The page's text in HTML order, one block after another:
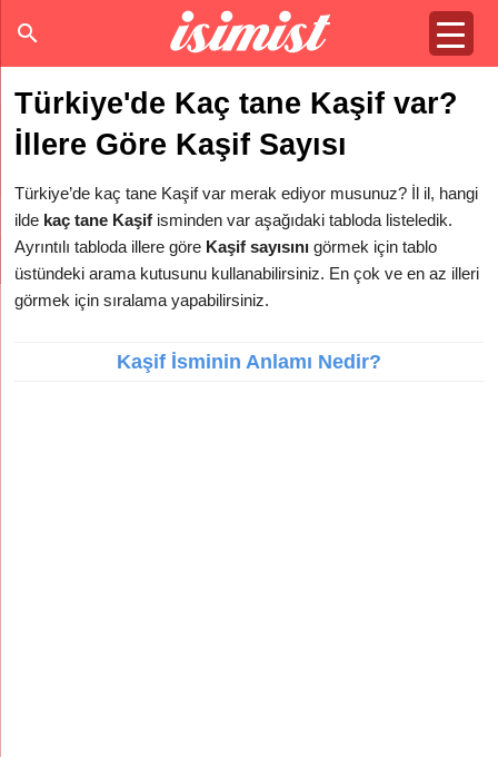
Türkiye'de Kaç tane Kaşif var?
İllere Göre Kaşif Sayısı
Türkiye’de kaç tane Kaşif var merak ediyor musunuz? İl il, hangi
ilde kaç tane Kaşif isminden var aşağıdaki tabloda listeledik.
Ayrıntılı tabloda illere göre Kaşif sayısını görmek için tablo
üstündeki arama kutusunu kullanabilirsiniz. En çok ve en az illeri
görmek için sıralama yapabilirsiniz.
Kaşif İsminin Anlamı Nedir?